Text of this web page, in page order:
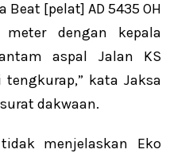
[pelat] AD 5435 OH
dengan kepala
aspal Jalan KS
kata Jaksa
dakwaan.
menjelaskan Eko